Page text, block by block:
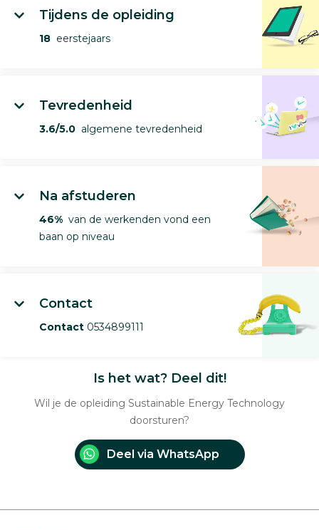
Tijdens de opleiding
18 eerstejaars
Tevredenheid
3.6/5.0 algemene tevredenheid
Na afstuderen
46% van de werkenden vond een
baan op niveau
Contact
Contact 0534899111
Is het wat? Deel dit!
Wil je de opleiding Sustainable Energy Technology
doorsturen?
Deel via WhatsApp